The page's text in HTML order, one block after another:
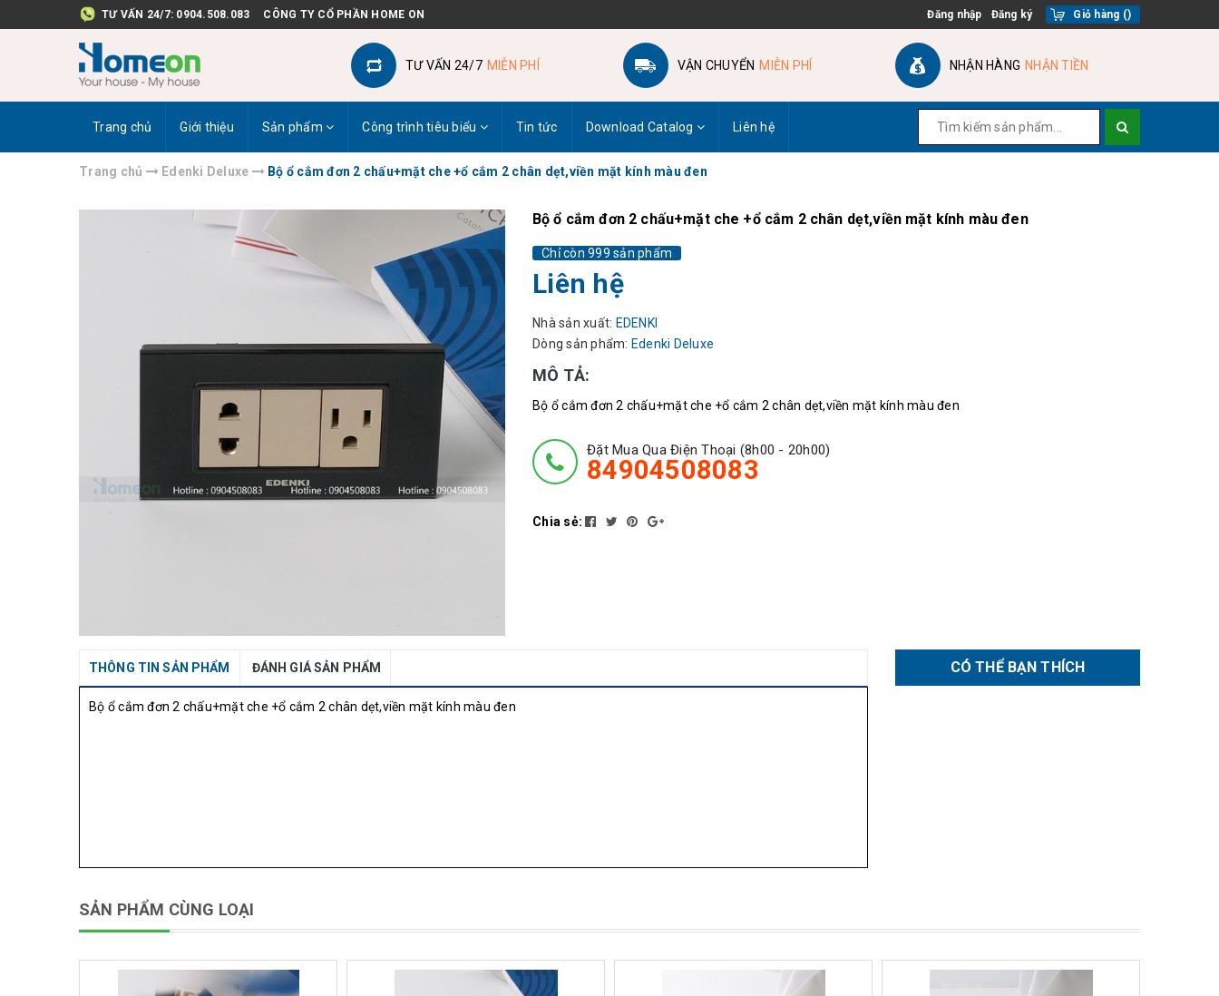
TƯ VẤN 24/7: 0904.508.083 CÔNG TY CỔ PHẦN HOME ON Đăng nhập Đăng ký Giỏ hàng ()
TƯ VẤN 24/7 MIỄN PHÍ VẬN CHUYỂN MIỄN PHÍ NHẬN HÀNG NHẬN TIỀN
Trang chủ Giới thiệu Sản phẩm Công trình tiêu biểu Tin tức Download Catalog Liên hệ
Trang chủ Edenki Deluxe Bộ ổ cắm đơn 2 chấu+mặt che +ổ cắm 2 chân dẹt,viền mặt kính màu đen
Bộ ổ cắm đơn 2 chấu+mặt che +ổ cắm 2 chân dẹt,viền mặt kính màu đen
Chỉ còn 999 sản phẩm
Liên hệ
Nhà sản xuất: EDENKI
Dòng sản phẩm: Edenki Deluxe
MÔ TẢ:
Bộ ổ cắm đơn 2 chấu+mặt che +ổ cắm 2 chân dẹt,viền mặt kính màu đen
Đặt Mua Qua Điện Thoại (8h00 - 20h00)
84904508083
Chia sẻ:
THÔNG TIN SẢN PHẨM ĐÁNH GIÁ SẢN PHẨM
Bộ ổ cắm đơn 2 chấu+mặt che +ổ cắm 2 chân dẹt,viền mặt kính màu đen
CÓ THỂ BẠN THÍCH
SẢN PHẨM CÙNG LOẠI